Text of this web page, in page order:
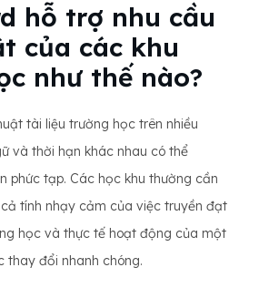
hỗ trợ nhu cầu
của các khu
như thế nào?
tài liệu trường học trên nhiều
và thời hạn khác nhau có thể
phức tạp. Các học khu thường cần
tính nhạy cảm của việc truyền đạt
học và thực tế hoạt động của một
thay đổi nhanh chóng.